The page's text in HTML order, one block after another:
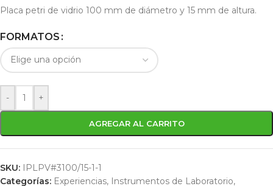
Placa petri de vidrio 100 mm de diámetro y 15 mm de altura.
FORMATOS
- +
AGREGAR AL CARRITO
SKU: IPLPV#3100/15-1-1
Categorías: Experiencias, Instrumentos de Laboratorio,